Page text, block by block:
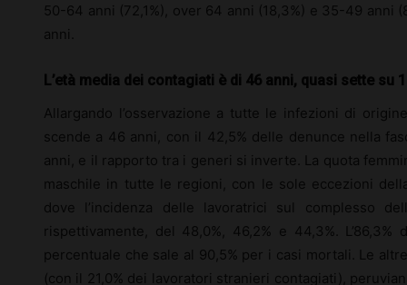
50-64 anni (72,1%), over 64 anni (18,3%) e 35-49 anni
anni.
L’età media dei contagiati è di 46 anni, quasi sette su
Allargando l’osservazione a tutte le infezioni di
scende a 46 anni, con il 42,5% delle denunce nella
anni, e il rapporto tra i generi si inverte. La quota
maschile in tutte le regioni, con le sole eccezioni
dove l’incidenza delle lavoratrici sul complesso
rispettivamente, del 48,0%, 46,2% e 44,3%.
percentuale che sale al 90,5% per i casi mortali. Le
(con il 21,0% dei lavoratori stranieri contagiati),